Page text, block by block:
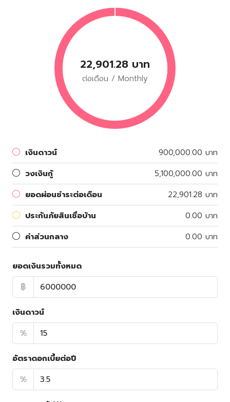
22,901.28 บาท
ต่อเดือน / Monthly
เงินดาวน์
900,000.00 บาท
วงเงินกู้
5,100,000.00 บาท
ยอดผ่อนชำระต่อเดือน
22,901.28 บาท
ประกันภัยสินเชื่อบ้าน
0.00 บาท
ค่าส่วนกลาง
0.00 บาท
ยอดเงินรวมทั้งหมด
฿
เงินดาวน์
%
อัตราดอกเบี้ยต่อปี
%